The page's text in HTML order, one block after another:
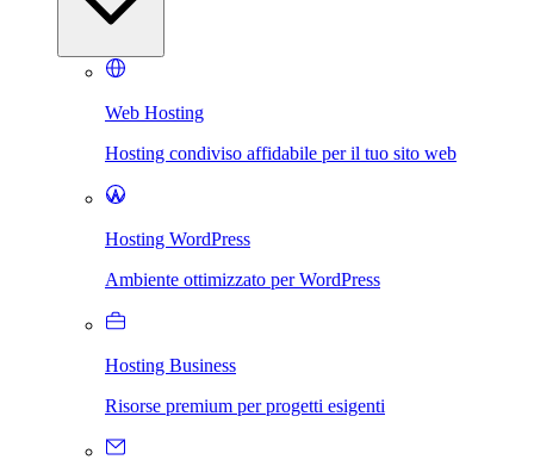
Web Hosting
Hosting condiviso affidabile per il tuo sito web
Hosting WordPress
Ambiente ottimizzato per WordPress
Hosting Business
Risorse premium per progetti esigenti